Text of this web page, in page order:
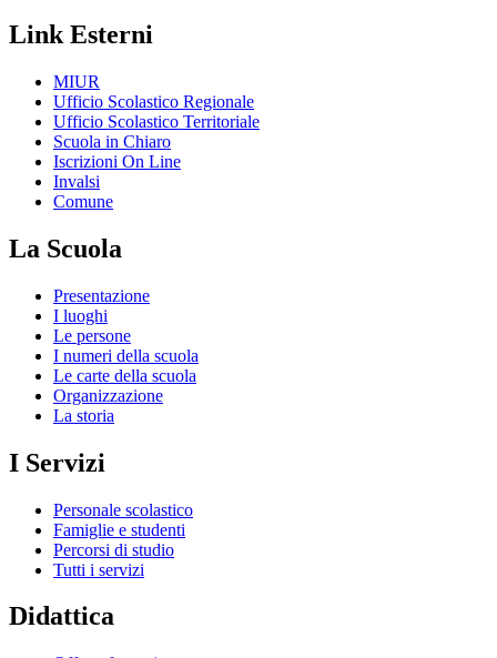
Link Esterni
MIUR
Ufficio Scolastico Regionale
Ufficio Scolastico Territoriale
Scuola in Chiaro
Iscrizioni On Line
Invalsi
Comune
La Scuola
Presentazione
I luoghi
Le persone
I numeri della scuola
Le carte della scuola
Organizzazione
La storia
I Servizi
Personale scolastico
Famiglie e studenti
Percorsi di studio
Tutti i servizi
Didattica